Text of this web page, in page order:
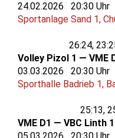
24.02.2026 20:30 Uhr
Sportanlage Sand 1,
26:24,
Volley Pizol 1 — VME
03.03.2026 20:30 Uhr
Sporthalle Badrieb 1,
25:13,
VME D1 — VBC Linth 1